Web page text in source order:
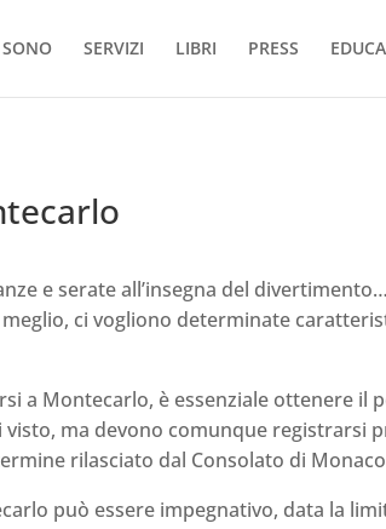
SERVIZI LIBRI PRESS
e serate all’insegna del
ci vogliono determinate
a Montecarlo, è essenziale ottenere il
visto, ma devono comunque registrarsi
rilasciato dal Consolato di
può essere impegnativo, data la